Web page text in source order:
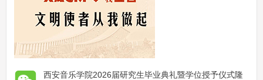
西安音乐学院2026届研究生毕业典礼暨学位授予仪式隆